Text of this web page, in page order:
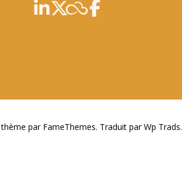
thème par FameThemes. Traduit par Wp Trads.